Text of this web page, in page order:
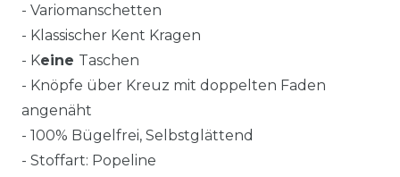
- Variomanschetten
- Klassischer Kent Kragen
- Keine Taschen
- Knöpfe über Kreuz mit doppelten Faden
angenäht
- 100% Bügelfrei, Selbstglättend
- Stoffart: Popeline